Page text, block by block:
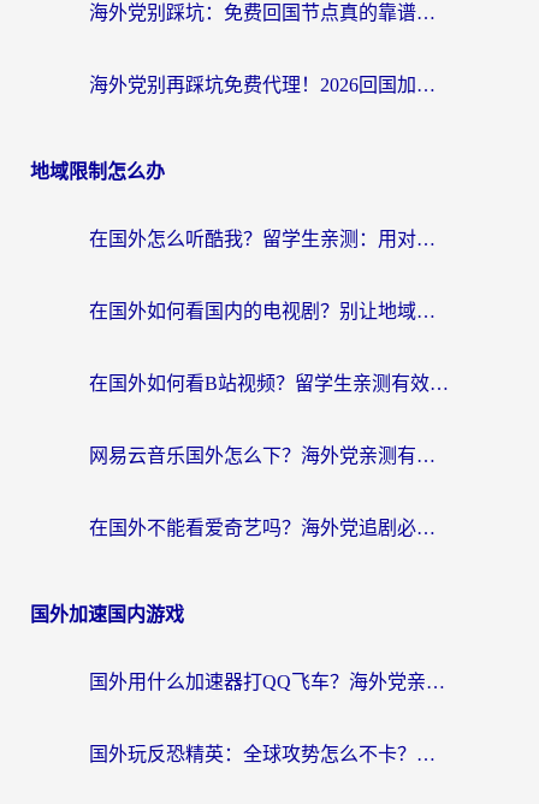
海外党别踩坑：免费回国节点真的靠谱吗？教你选对加速器无缝访问国内资源
海外党别再踩坑免费代理！2026回国加速器全攻略：从选线到避坑，无缝访问国内资源
地域限制怎么办
在国外怎么听酷我？留学生亲测：用对加速器就能畅听国内音乐听书
在国外如何看国内的电视剧？别让地域限制成为追剧路上的绊脚石
在国外如何看B站视频？留学生亲测有效的回国加速器选择指南
网易云音乐国外怎么下？海外党亲测有效的回国加速器指南
在国外不能看爱奇艺吗？海外党追剧必看的回国加速器选择指南
国外加速国内游戏
国外用什么加速器打QQ飞车？海外党亲测有效的国服游戏加速指南
国外玩反恐精英：全球攻势怎么不卡？老玩家亲测的加速器选择指南